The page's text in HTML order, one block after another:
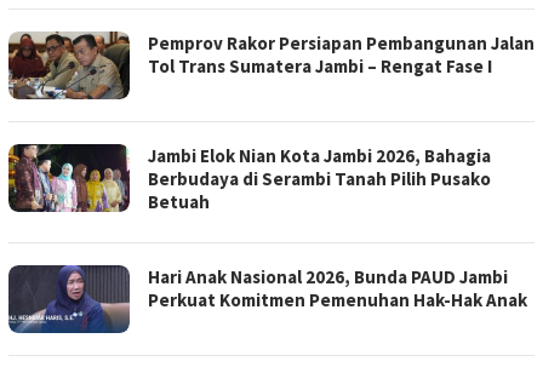
Pemprov Rakor Persiapan Pembangunan Jalan
Tol Trans Sumatera Jambi – Rengat Fase I
Jambi Elok Nian Kota Jambi 2026, Bahagia
Berbudaya di Serambi Tanah Pilih Pusako
Betuah
Hari Anak Nasional 2026, Bunda PAUD Jambi
Perkuat Komitmen Pemenuhan Hak-Hak Anak